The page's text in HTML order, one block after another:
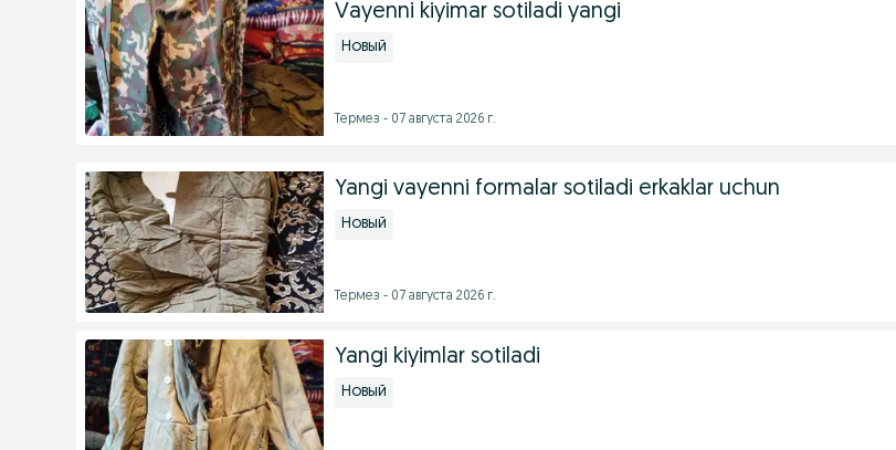
Vayenni kiyimar sotiladi yangi
Новый
Термез - 07 августа 2026 г.
Yangi vayenni formalar sotiladi erkaklar uchun
Новый
Термез - 07 августа 2026 г.
Yangi kiyimlar sotiladi
Новый